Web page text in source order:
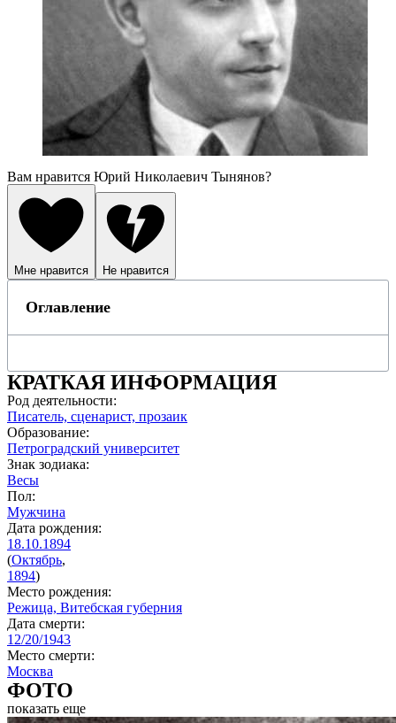
Вам нравится Юрий Николаевич Тынянов?
Мне нравится Не нравится
Оглавление
КРАТКАЯ ИНФОРМАЦИЯ
Род деятельности:
Писатель, сценарист, прозаик
Образование:
Петроградский университет
Знак зодиака:
Весы
Пол:
Мужчина
Дата рождения:
18.10.1894
(Октябрь,
1894)
Место рождения:
Режица, Витебская губерния
Дата смерти:
12/20/1943
Место смерти:
Москва
ФОТО
показать еще